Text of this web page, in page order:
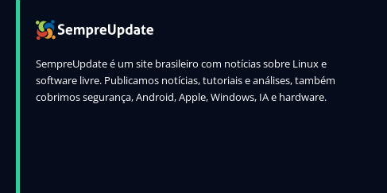
SempreUpdate é um site brasileiro com notícias sobre Linux e
software livre. Publicamos notícias, tutoriais e análises, também
cobrimos segurança, Android, Apple, Windows, IA e hardware.